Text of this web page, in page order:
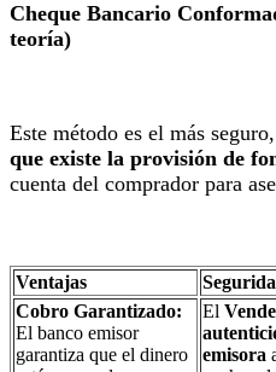
Cheque Bancario
teoría)
Este método es el más
que existe la provisión de
cuenta del comprador para
Ventajas
Cobro Garantizado:
El banco emisor
garantiza que el dinero
El
emisora